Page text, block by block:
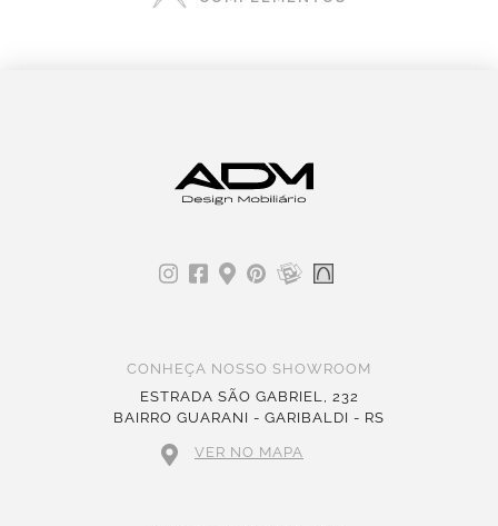
CONHEÇA NOSSO SHOWROOM
ESTRADA SÃO GABRIEL, 232
BAIRRO GUARANI - GARIBALDI - RS
VER NO MAPA